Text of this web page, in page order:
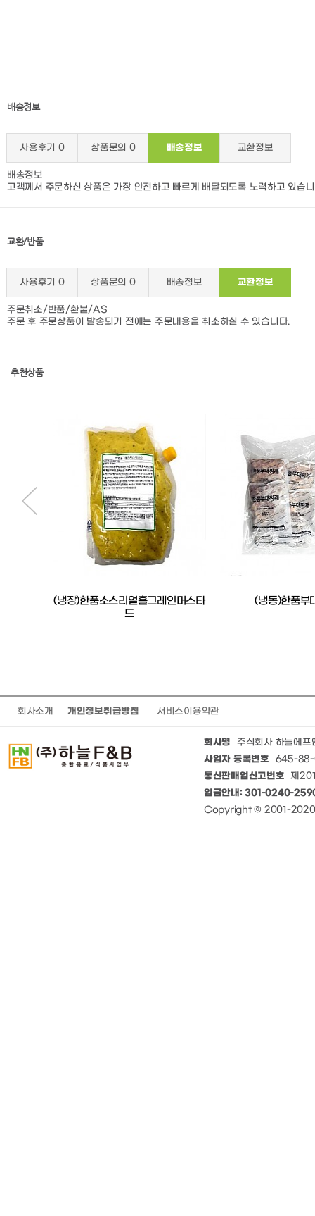
배송정보
사용후기 0 상품문의 0 배송정보 교환정보
배송정보
고객께서 주문하신 상품은 가장 안전하고 빠르게 배달되도록 노력하고 있습
교환/반품
사용후기 0 상품문의 0 배송정보 교환정보
주문취소/반품/환불/AS
주문 후 주문상품이 발송되기 전에는 주문내용을 취소하실 수 있습니다.
추천상품
(냉장)한품소스리얼홀그레인머스타
드
(냉동)한품부
회사소개 개인정보취급방침 서비스이용약관
회사명 주식회사 하늘에프
사업자 등록번호 645-88-
통신판매업신고번호 제
입금안내: 301-0240-
Copyright © 2001-2020